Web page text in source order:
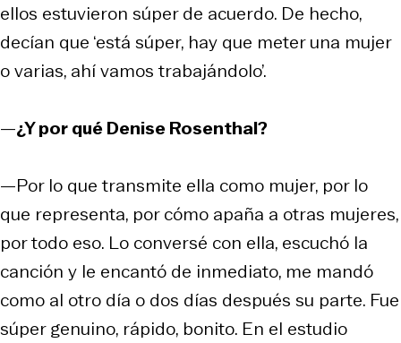
ellos estuvieron súper de acuerdo. De hecho,
decían que ‘está súper, hay que meter una mujer
o varias, ahí vamos trabajándolo’.
—¿Y por qué Denise Rosenthal?
—Por lo que transmite ella como mujer, por lo
que representa, por cómo apaña a otras mujeres,
por todo eso. Lo conversé con ella, escuchó la
canción y le encantó de inmediato, me mandó
como al otro día o dos días después su parte. Fue
súper genuino, rápido, bonito. En el estudio